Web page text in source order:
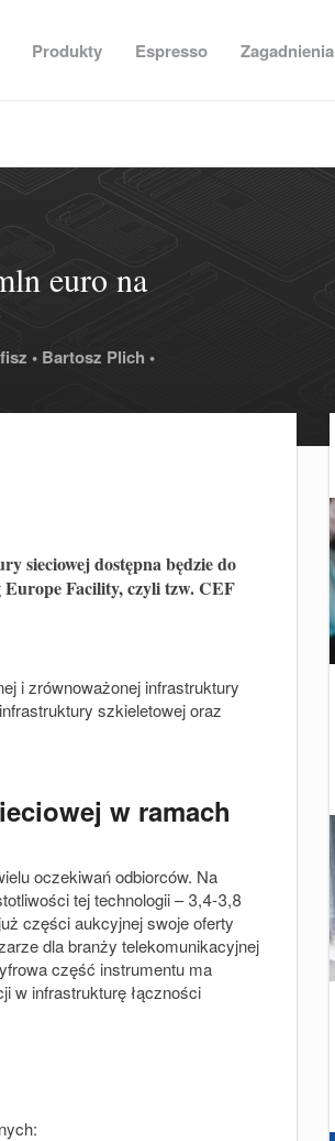
Produkty Espresso Zagadnienia
euro na
• Bartosz Plich •
sieciowej dostępna będzie do
Facility, czyli tzw. CEF
i zrównoważonej infrastruktury
szkieletowej oraz
w ramach
oczekiwań odbiorców. Na
tej technologii – 3,4-3,8
części aukcyjnej swoje oferty
dla branży telekomunikacyjnej
część instrumentu ma
w infrastrukturę łączności